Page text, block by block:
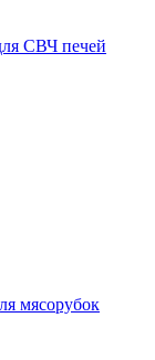
СВЧ печей
мясорубок